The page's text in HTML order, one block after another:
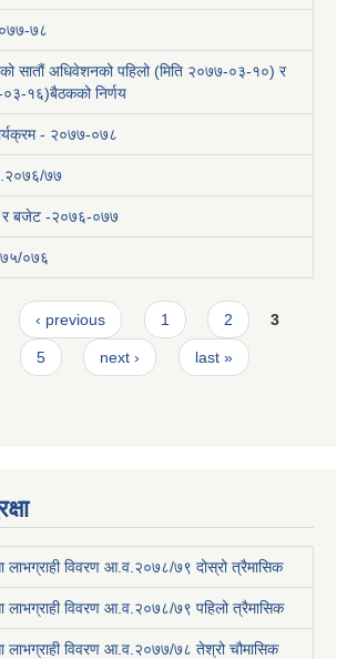
७८
सातौं अधिवेशनको पहिलो (मिति २०७७-०३-१०) र
०३-१६)बैठकको निर्णय
- २०७७-०७८
७७
र बजेट -२०७६-०७७
०७६
‹ previous 1 2 3
5 next › last »
लाभग्राही विवरण आ.व.२०७८/७९ दोस्रो त्रैमासिक
लाभग्राही विवरण आ.व.२०७८/७९ पहिलो त्रैमासिक
लाभग्राही विवरण आ.व.२०७७/७८ तेश्रो चौमासिक